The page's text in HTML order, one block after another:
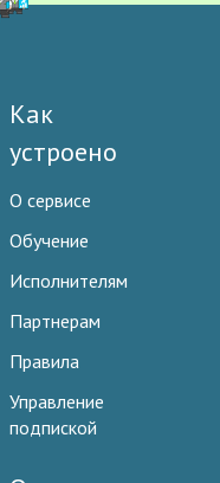
Как
устроено
О сервисе
Обучение
Исполнителям
Партнерам
Правила
Управление
подпиской